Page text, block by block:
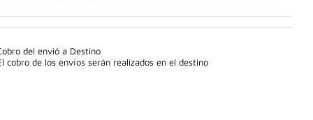
del envió a Destino
cobro de los envíos serán realizados en el destino